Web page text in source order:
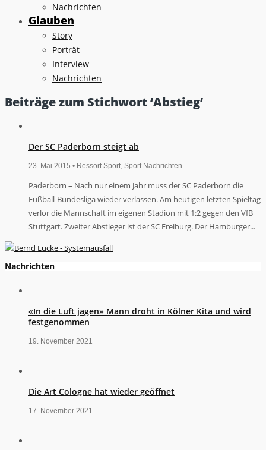
Nachrichten
Glauben
Story
Porträt
Interview
Nachrichten
Beiträge zum Stichwort ‘Abstieg’
Der SC Paderborn steigt ab
23. Mai 2015 • Ressort Sport Sport Nachrichten
Paderborn – Nach nur einem Jahr muss der SC Paderborn die
Fußball-Bundesliga wieder verlassen. Am heutigen letzten Spieltag
verlor die Mannschaft im eigenen Stadion mit 1:2 gegen den VfB
Stuttgart. Zweiter Abstieger ist der SC Freiburg. Der Hamburger...
Nachrichten
«In die Luft jagen» Mann droht in Kölner Kita und wird
festgenommen
19. November 2021
Die Art Cologne hat wieder geöffnet
17. November 2021